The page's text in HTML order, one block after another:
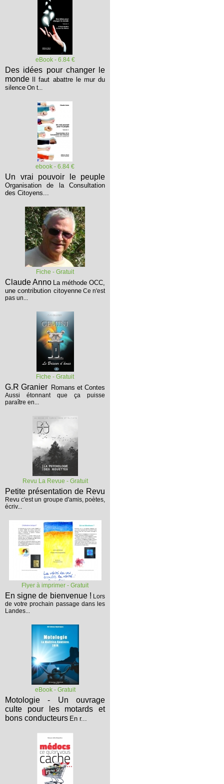
eBook - 6.84 €
Des idées pour changer le
monde
Il faut abattre le mur du
silence On t...
ebook - 6.84 €
Un vrai pouvoir le peuple
Organisation de la Consultation
des Citoyens...
Fiche - Gratuit
Claude Anno La méthode OCC,
une contribution citoyenne Ce n'est
pas un...
Fiche - Gratuit
G.R Granier Romans et Contes
Aussi étonnant que ça puisse
paraître en...
Revu La Revue - Gratuit
Petite présentation de Revu
Revu c'est un groupe d'amis, poètes,
écriv...
Flyer à imprimer - Gratuit
En signe de bienvenue ! Lors
de votre prochain passage dans les
Landes...
eBook - Gratuit
Motologie - Un ouvrage
culte pour les motards et
bons conducteurs En r...